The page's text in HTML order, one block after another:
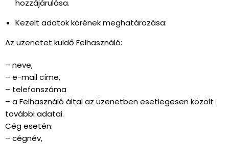
hozzájárulása.
Kezelt adatok körének meghatározása:
Az üzenetet küldő Felhasználó:
– neve,
– e-mail címe,
– telefonszáma
– a Felhasználó által az üzenetben esetlegesen közölt
további adatai.
Cég esetén:
– cégnév,